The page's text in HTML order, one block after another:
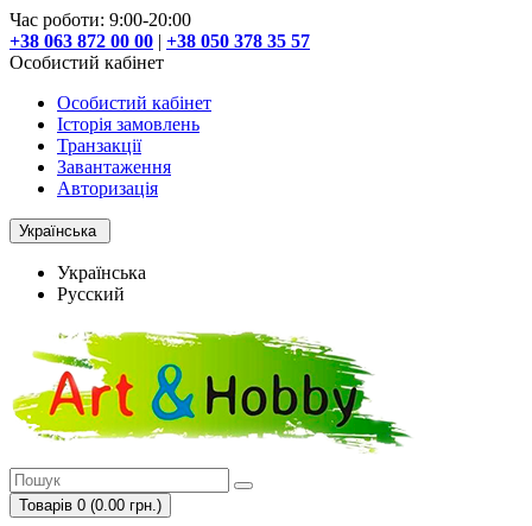
Час роботи: 9:00-20:00
+38 063 872 00 00 | +38 050 378 35 57
Особистий кабінет
Особистий кабінет
Історія замовлень
Транзакції
Завантаження
Авторизація
Українська
Українська
Русский
Товарів 0 (0.00 грн.)